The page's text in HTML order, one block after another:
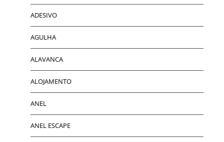
ADESIVO
AGULHA
ALAVANCA
ALOJAMENTO
ANEL
ANEL ESCAPE